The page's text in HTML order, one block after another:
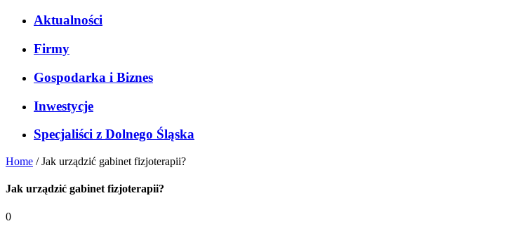
Aktualności
Firmy
Gospodarka i Biznes
Inwestycje
Specjaliści z Dolnego Śląska
Home /Jak urządzić gabinet fizjoterapii?
Jak urządzić gabinet fizjoterapii?
0